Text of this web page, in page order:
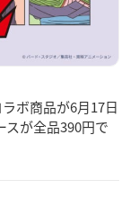
ボ商品が6月17日
が全品390円で